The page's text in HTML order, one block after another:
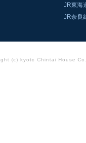
JR東海
JR奈良
(c) kyoto Chintai House